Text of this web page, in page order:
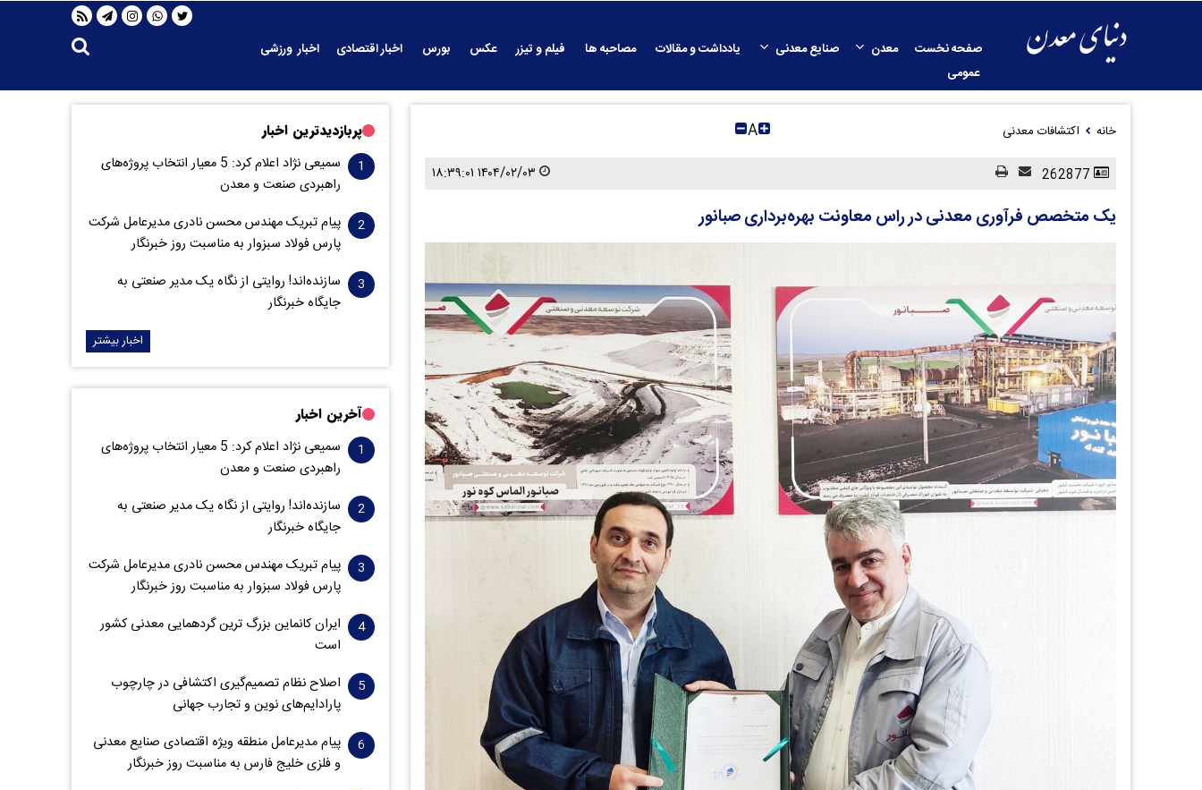
صفحه نخست معدن صنایع معدنی یادداشت و مقالات مصاحبه ها فیلم و تیزر عکس بورس اخبار اقتصادی
اخبار ورزشی
عمومی
خانه اکتشافات معدنی A
۱۴۰۴/۰۲/۰۳ ۱۸:۳۹:۰۱
یک متخصص فرآوری معدنی در راس معاونت بهره‌برداری صبانور
پربازدیدترین اخبار
سمیعی‌ نژاد اعلام کرد: 5 معیار انتخاب پروژه‌های
راهبردی صنعت و معدن
پیام تبریک مهندس محسن نادری مدیرعامل شرکت
پارس فولاد سبزوار به مناسبت روز خبرنگار
سازنده‌اند! روایتی از نگاه یک مدیر صنعتی به
جایگاه خبرنگار
اخبار بیشتر
آخرین اخبار
سمیعی‌ نژاد اعلام کرد: 5 معیار انتخاب پروژه‌های
راهبردی صنعت و معدن
سازنده‌اند! روایتی از نگاه یک مدیر صنعتی به
جایگاه خبرنگار
پیام تبریک مهندس محسن نادری مدیرعامل شرکت
پارس فولاد سبزوار به مناسبت روز خبرنگار
ایران کانماین بزرگ ترین گردهمایی معدنی کشور
است
اصلاح نظام تصمیم‌گیری اکتشافی در چارچوب
پارادایم‌های نوین و تجارب جهانی
پیام مدیرعامل منطقه ویژه اقتصادی صنایع معدنی
و فلزی خلیج فارس به مناسبت روز خبرنگار‌